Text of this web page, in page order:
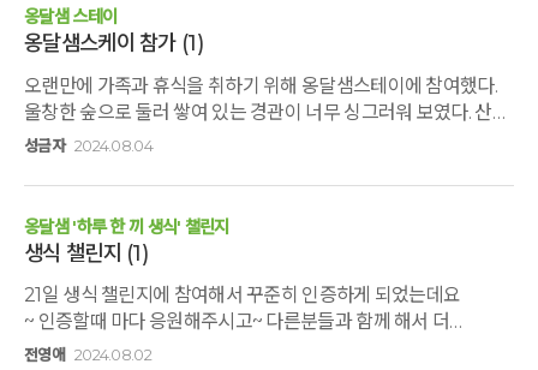
춤사위는 너와 함께하는 이 순간 만큼은 조금만 아빠에게 다가와
줬으면 좋겠다는 마음에서 터져나오는 어색하지만 최선의
이사장님의 특강이 있었다. 아이들은 무언가를 하러 나가고,
아버지의 아버지를 위한 아버지 교육시간이었다. 아빠가
갖춰야할 것이 이렇게 많을 줄 몰랐고, 아빠로서 내가 부족한 것이
생각과 모습이 부끄럽게만 느껴졌다. 결국엔 아이를 위한다고
했던 것들은 내 아이가 다른 아이들보다 빨리 크기만을 바라는
이루고자하는 기대치에 불과했던 것이다. 난 아이의 친구가 되고
싶었지만, 결국 그저 아이를 잘 모르는 그냥 집에서 함께 살고 있는
나이 많은 아저씨와 별반 다를게 없어 보였다. 잘한다 못한다 라는
옹달샘 스테이
옹달샘스케이 참가 (1)
오랜만에 가족과 휴식을 취하기 위해 옹달샘스테이에 참여했다.
울창한 숲으로 둘러 쌓여 있는 경관이 너무 싱그러워 보였다. 산책
코스로 여러가지 주제가 있는 산책로를 만들어
식사도 너무 맛이 있어서 감사한 마음으로 맛있게 먹을 수
있었다. 가족과 함께 여러가지 명상 프로그램에도 참여하고 많은
대화도 나누면서 행복한 시간을 보내고 올 수 있어서너무나
감사합니다. 다음에 기회가 되면 또 다시참여하고
싶습니다. 감사합니다.
성금자 2024.08.04
옹달샘 '하루 한 끼 생식' 챌린지
생식 챌린지 (1)
21일 생식 챌린지에 참여해서 꾸준히 인증하게 되었는데요
~ 인증할때 마다 응원해주시고~ 다른분들과 함께 해서 더
적극적으로 참여하게 된 것 같아요. 처음에 두유맛이 밍밍하게
전영애 2024.08.02